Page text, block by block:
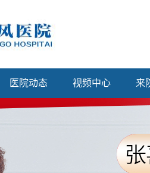
医院动态 视频中心 来